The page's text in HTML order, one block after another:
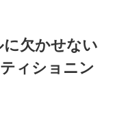
欠かせない
ィショニン